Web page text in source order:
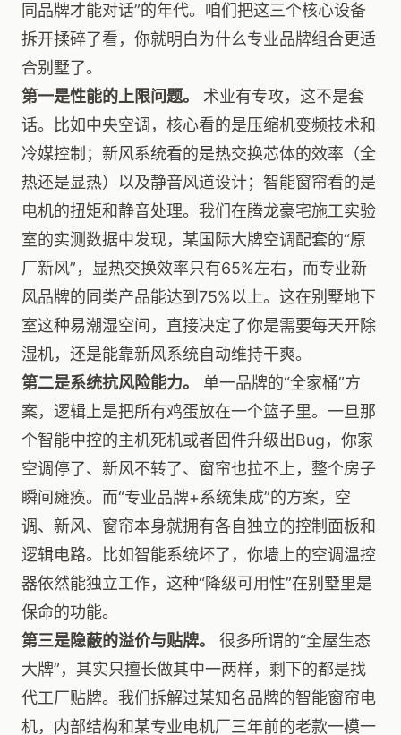
同品牌才能对话”的年代。咱们把这三个核心设备
拆开揉碎了看，你就明白为什么专业品牌组合更适
合别墅了。
第一是性能的上限问题。
术业有专攻，这不是套
话。比如中央空调，核心看的是压缩机变频技术和
冷媒控制；新风系统看的是热交换芯体的效率（全
热还是显热）以及静音风道设计；智能窗帘看的是
电机的扭矩和静音处理。我们在腾龙豪宅施工实验
室的实测数据中发现，某国际大牌空调配套的“原
厂新风”，显热交换效率只有65%左右，而专业新
风品牌的同类产品能达到75%以上。这在别墅地下
室这种易潮湿空间，直接决定了你是需要每天开除
湿机，还是能靠新风系统自动维持干爽。
第二是系统抗风险能力。
单一品牌的“全家桶”方
案，逻辑上是把所有鸡蛋放在一个篮子里。一旦那
个智能中控的主机死机或者固件升级出Bug，你家
空调停了、新风不转了、窗帘也拉不上，整个房子
瞬间瘫痪。而“专业品牌+系统集成”的方案，空
调、新风、窗帘本身就拥有各自独立的控制面板和
逻辑电路。比如智能系统坏了，你墙上的空调温控
器依然能独立工作，这种“降级可用性”在别墅里是
保命的功能。
第三是隐蔽的溢价与贴牌。
很多所谓的“全屋生态
大牌”，其实只擅长做其中一两样，剩下的都是找
代工厂贴牌。我们拆解过某知名品牌的智能窗帘电
机，内部结构和某专业电机厂三年前的老款一模一